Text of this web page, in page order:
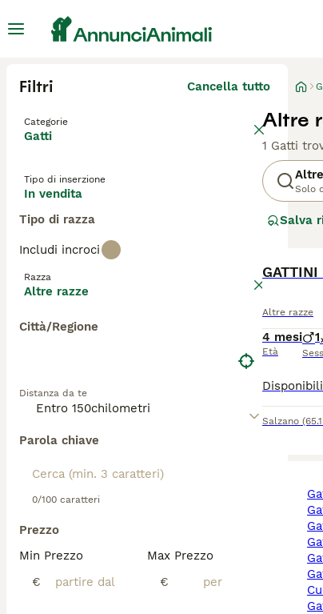
Filtri Cancella tutto
Categorie
Gatti
Tipo di inserzione
In vendita
Tipo di razza
Includi incroci
Razza
Altre razze
Città/Regione
Distanza da te
Parola chiave
0/100 caratteri
Prezzo
Min Prezzo
€
Max Prezzo
€
Altre
1 Gatti
Solo
Salva
Altre razze
4 mesi
Età
1
Salzano